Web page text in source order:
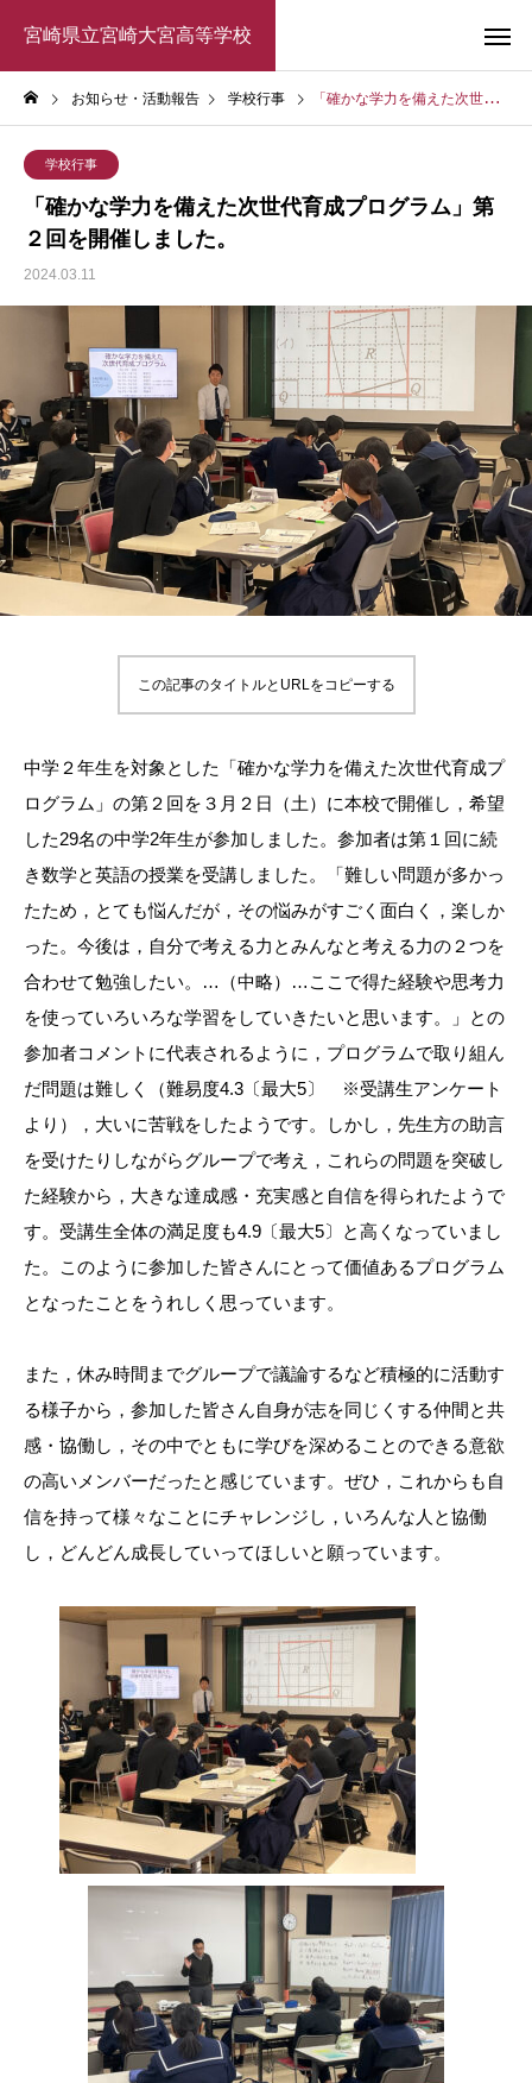
宮崎県立宮崎大宮高等学校
お知らせ・活動報告 学校行事 「確かな学力を備えた次世代育成プログラム」第２回を開催しました。
学校行事
「確かな学力を備えた次世代育成プログラム」第
２回を開催しました。
2024.03.11
この記事のタイトルとURLをコピーする
中学２年生を対象とした「確かな学力を備えた次世代育成プ
ログラム」の第２回を３月２日（土）に本校で開催し，希望
した29名の中学2年生が参加しました。参加者は第１回に続
き数学と英語の授業を受講しました。「難しい問題が多かっ
たため，とても悩んだが，その悩みがすごく面白く，楽しか
った。今後は，自分で考える力とみんなと考える力の２つを
合わせて勉強したい。…（中略）…ここで得た経験や思考力
を使っていろいろな学習をしていきたいと思います。」との
参加者コメントに代表されるように，プログラムで取り組ん
だ問題は難しく（難易度4.3〔最大5〕 ※受講生アンケート
より），大いに苦戦をしたようです。しかし，先生方の助言
を受けたりしながらグループで考え，これらの問題を突破し
た経験から，大きな達成感・充実感と自信を得られたようで
す。受講生全体の満足度も4.9〔最大5〕と高くなっていまし
た。このように参加した皆さんにとって価値あるプログラム
となったことをうれしく思っています。
また，休み時間までグループで議論するなど積極的に活動す
る様子から，参加した皆さん自身が志を同じくする仲間と共
感・協働し，その中でともに学びを深めることのできる意欲
の高いメンバーだったと感じています。ぜひ，これからも自
信を持って様々なことにチャレンジし，いろんな人と協働
し，どんどん成長していってほしいと願っています。